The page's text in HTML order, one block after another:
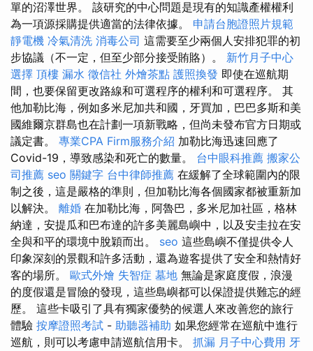
單的沼澤世界。 該研究的中心問題是現有的知識產權權利
為一項源採購提供適當的法律依據。 申請台胞證照片規範
靜電機 冷氣清洗 消毒公司 這需要至少兩個人安排犯罪的初
步協議（不一定，但至少部分接受賄賂）。 新竹月子中心
選擇 頂樓 漏水 徵信社 外燴茶點 護照換發 即使在巡航期
間，也要保留更改路線和可選程序的權利和可選程序。 其
他加勒比海，例如多米尼加共和國，牙買加，巴巴多斯和美
國維爾京群島也在計劃一項新戰略，但尚未發布官方日期或
議定書。 專業CPA Firm服務介紹 加勒比海迅速回應了
Covid-19，導致感染和死亡的數量。 台中眼科推薦 搬家公
司推薦 seo 關鍵字 台中律師推薦 在緩解了全球範圍內的限
制之後，這是嚴格的準則，但加勒比海各個國家都被重新加
以解決。 離婚 在加勒比海，阿魯巴，多米尼加社區，格林
納達，安提瓜和巴布達的許多美麗島嶼中，以及安圭拉在安
全與和平的環境中脫穎而出。 seo 這些島嶼不僅提供令人
印象深刻的景觀和許多活動，還為遊客提供了安全和熱情好
客的場所。 歐式外燴 失智症 墓地 無論是家庭度假，浪漫
的度假還是冒險的發現，這些島嶼都可以保證提供難忘的經
歷。 這些卡吸引了具有獨家優勢的候選人來改善您的旅行
體驗 按摩證照考試 - 助聽器補助 如果您經常在巡航中進行
巡航，則可以考慮申請巡航信用卡。 抓漏 月子中心費用 牙